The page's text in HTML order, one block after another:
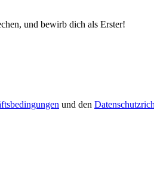
und bewirb dich als Erster!
und den